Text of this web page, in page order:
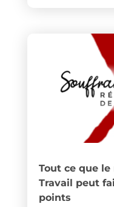
Tout ce que le
Travail peut
points